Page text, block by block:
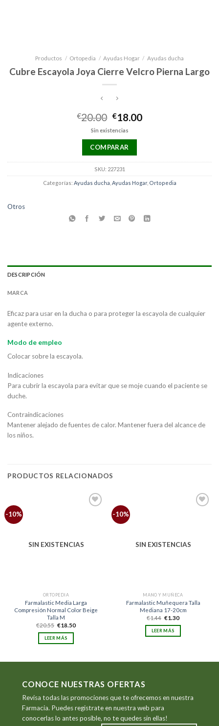
Productos / Ortopedia / Ayudas Hogar / Ayudas ducha
Cubre Escayola Joya Cierre Velcro Pierna Largo
€20.00 El
precio
original
era:
€20.00.
€18.00El
Sin existencias
COMPARAR
SKU: 227231
Categorías: Ayudas ducha Ayudas Hogar, Ortopedia
Otros
DESCRIPCIÓN
MARCA
Eficaz para usar en la ducha o para proteger la escayola de cualquier
agente externo.
Modo de empleo
Colocar sobre la escayola.
Indicaciones
Para cubrir la escayola para evitar que se moje cuando el paciente se
duche.
Contraindicaciones
Mantener alejado de fuentes de calor. Mantener fuera del alcance de
los niños.
PRODUCTOS RELACIONADOS
-10%
SIN EXISTENCIAS
ORTOPEDIA
Farmalastic Media Larga
Compresión Normal Color Beige
Talla M
€20.55 El
original
era:
€20.55.
€18.50El
LEER MÁS
-10%
SIN EXISTENCIAS
MANO Y MUÑECA
Farmalastic Muñequera Talla
Mediana 17-20cm
€1.44 El
original
era:
€1.44.
€1.30El
actual
€1.30.
LEER MÁS
CONOCE NUESTRAS OFERTAS
Revisa todas las promociones que te ofrecemos en nuestra
Farmacia. Puedes registrate en nuestra web para
conocerlas lo antes posible, no te quedes sin ellas!